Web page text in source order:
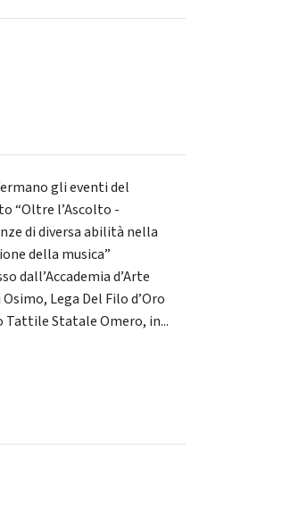
gli eventi del
“Oltre l’Ascolto -
di diversa abilità nella
della musica”
dall’Accademia d’Arte
Lega Del Filo d’Oro
Tattile Statale Omero, in...